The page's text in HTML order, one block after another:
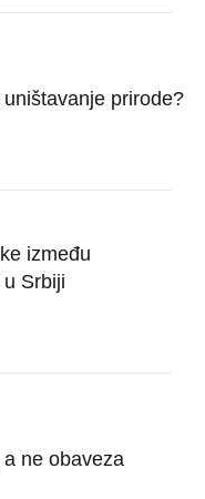
prirode?
između
Srbiji
ne obaveza